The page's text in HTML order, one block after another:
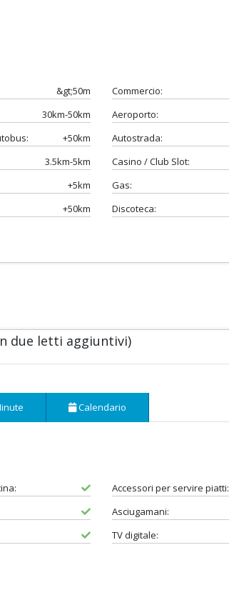
&gt;50m Commercio:
30km-50km Aeroporto:
+50km Autostrada:
3.5km-5km Casino / Club Slot:
+5km Gas:
+50km Discoteca:
due letti aggiuntivi)
Calendario
Accessori per servire piatti:
Asciugamani:
TV digitale: